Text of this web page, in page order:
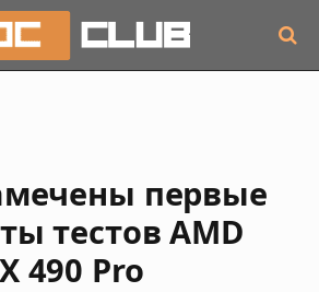
первые
тестов AMD
490 Pro